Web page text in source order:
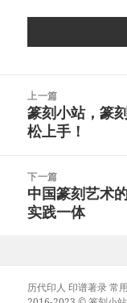
上一篇
上
篇
章：
篆刻小站，篆
松上手！
下一篇
下
篇
中国篆刻艺术
实践一体
历代印人 印谱著录 常